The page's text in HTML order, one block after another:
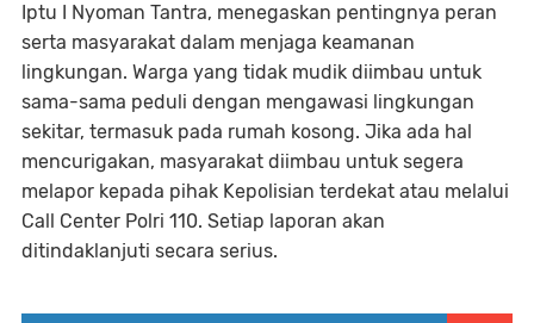
Iptu I Nyoman Tantra, menegaskan pentingnya peran
serta masyarakat dalam menjaga keamanan
lingkungan. Warga yang tidak mudik diimbau untuk
sama-sama peduli dengan mengawasi lingkungan
sekitar, termasuk pada rumah kosong. Jika ada hal
mencurigakan, masyarakat diimbau untuk segera
melapor kepada pihak Kepolisian terdekat atau melalui
Call Center Polri 110. Setiap laporan akan
ditindaklanjuti secara serius.